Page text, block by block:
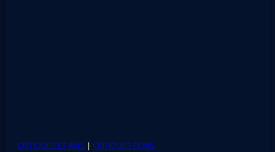
CRITIQUES ET AVIS | CRITIQUES FILMS